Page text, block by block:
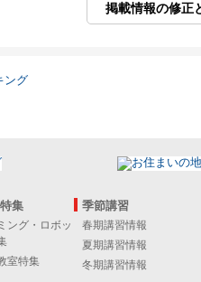
掲載情報の修正
集
ング・ロボッ
室特集
季節講習
春期講習情報
夏期講習情報
冬期講習情報